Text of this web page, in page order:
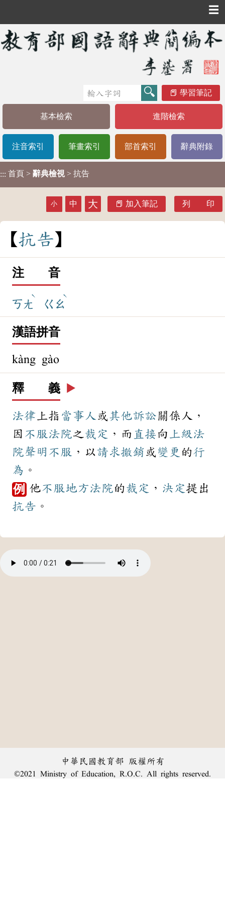
☰
學習筆記
基本檢索 進階檢索
注音索引 筆畫索引 部首索引 辭典附錄
::: 首頁 > 辭典檢視 > 抗告
小 中 大 加入筆記 列 印
抗告
注 音
ㄎㄤ
ˋ
ㄍㄠ
ˋ
漢語拼音
kàng gào
釋 義 ▶️
法律 上指 當事人 或其他訴訟關係人，
因 不服 法院之裁定 ，而 直接向 上級法
院聲明 不服 ，以請求撤銷 或 變更 的行
為 。
例 他不服地方法院的 裁定 ， 決定提出
抗告 。
中華民國教育部 版權所有
©2021 Ministry of Education, R.O.C. All rights reserved.